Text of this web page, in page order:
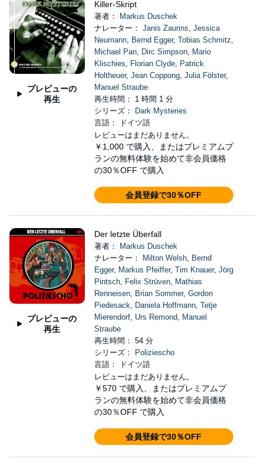
プレビューの
再生
Killer-Skript
著者：
Markus Duschek
ナレーター： Janis Zaurins, Jessica
Neumann, Bernd Egger, Tobias Schmitz,
Michael Pan, Dirc Simpson, Mario
Klischies, Florian Clyde, Patrick
Holtheuer, Jean Coppong, Julia Fölster,
Manuel Straube
再生時間： 1 時間 1 分
シリーズ：
Dark Mysteries
言語： ドイツ語
レビューはまだありません。
￥1,000 で購入、またはプレミアムプ
ランの無料体験を始めて非会員価格
の30％OFF で購入
会員登録で30％OFF
プレビューの
再生
Der letzte Überfall
著者：
Markus Duschek
ナレーター：
Milton Welsh, Bernd
Egger, Markus Pfeiffer, Tim Knauer, Jörg
Pintsch, Felix Strüven, Mathias
Renneisen, Brian Sommer, Gordon
Piedesack, Daniela Hoffmann, Tetje
Mierendorf, Urs Remond, Manuel
Straube
再生時間： 54 分
シリーズ：
Poliziescho
言語： ドイツ語
レビューはまだありません。
￥570 で購入、またはプレミアムプ
ランの無料体験を始めて非会員価格
の30％OFF で購入
会員登録で30％OFF